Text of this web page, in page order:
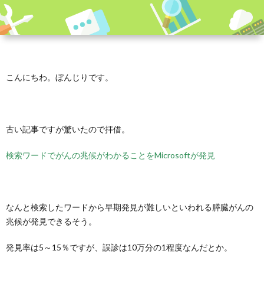
こんにちわ。ぼんじりです。
古い記事ですが驚いたので拝借。
検索ワードでがんの兆候がわかることをMicrosoftが発見
なんと検索したワードから早期発見が難しいといわれる膵臓がんの
兆候が発見できるそう。
発見率は5～15％ですが、誤診は10万分の1程度なんだとか。